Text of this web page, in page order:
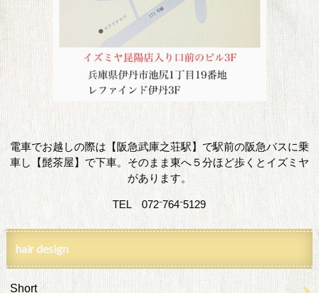
電車でお越しの際は【阪急武庫之荘駅】で駅前の阪急バスに乗
車し【髭茶屋】で下車。そのまま東へ５分ほど歩くとイズミヤ
があります。
TEL 072⁻764⁻5129
hair design
Short